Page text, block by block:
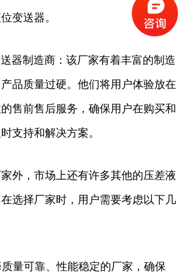
变送器。
器制造商：该厂家有着丰富的制造
品质量过硬。他们将用户体验放在
售前售后服务，确保用户在购买和
支持和解决方案。
外，市场上还有许多其他的压差液
选择厂家时，用户需要考虑以下几
量可靠、性能稳定的厂家，确保